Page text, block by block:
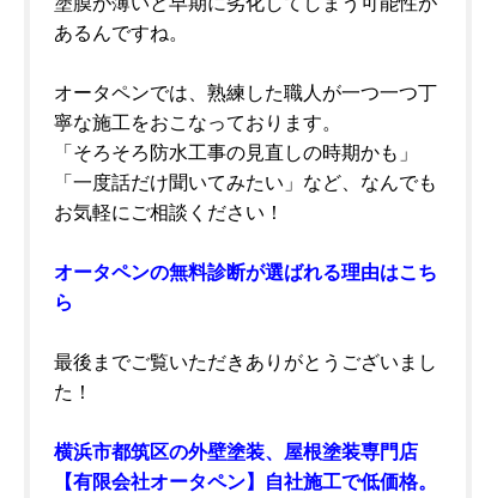
あるんですね。
オータペンでは、熟練した職人が一つ一つ丁
寧な施工をおこなっております。
「そろそろ防水工事の見直しの時期かも」
「一度話だけ聞いてみたい」など、なんでも
お気軽にご相談ください！
オータペンの無料診断が選ばれる理由はこち
ら
最後までご覧いただきありがとうございまし
た！
横浜市都筑区の外壁塗装、屋根塗装専門店
【有限会社オータペン】自社施工で低価格。